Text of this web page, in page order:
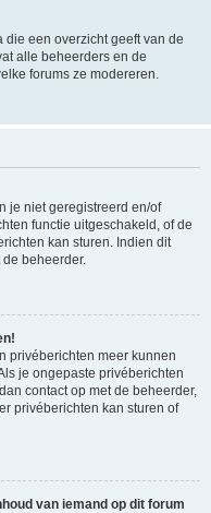
een overzicht geeft van de
alle beheerders en de
forums ze modereren.
je niet geregistreerd en/of
functie uitgeschakeld, of de
kan sturen. Indien dit
de beheerder.
privéberichten meer kunnen
je ongepaste privéberichten
contact op met de beheerder,
privéberichten kan sturen of
van iemand op dit forum